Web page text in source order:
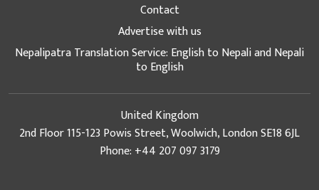
Contact
Advertise with us
Nepalipatra Translation Service: English to Nepali and Nepali
to English
United Kingdom
2nd Floor 115-123 Powis Street, Woolwich, London SE18 6JL
Phone: +44 207 097 3179